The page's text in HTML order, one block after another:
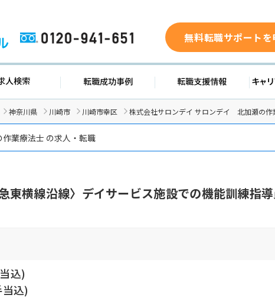
0120-941-651 無料転職サポート
ド 求人検索 転職成功事例 転職支
神奈川県 川崎市 川崎市幸区 株式会社サロンデイ サロンデイ 北加瀬の作
作業療法士 の求人・転職
東横線沿線〉デイサービス施設での機能訓練指
込)
込)